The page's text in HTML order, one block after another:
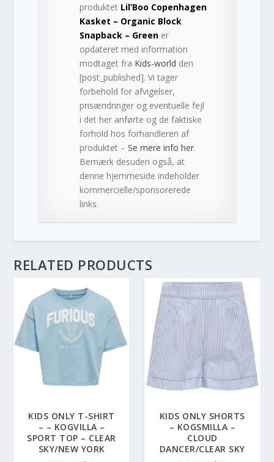
produktet Lil’Boo Copenhagen
Kasket – Organic Block
Snapback – Green er
opdateret med information
modtaget fra Kids-world den
[post_published]. Vi tager
forbehold for afvigelser,
prisændringer og eventuelle fejl
i det her anførte og de faktiske
forhold hos forhandleren af
produktet –Se mere info her.
Bemærk desuden også, at
denne hjemmeside indeholder
kommercielle/sponsorerede
links.
RELATED PRODUCTS
KIDS ONLY T-SHIRT
– – KOGVILLA –
SPORT TOP – CLEAR
SKY/NEW YORK
KIDS ONLY SHORTS
– KOGSMILLA –
CLOUD
DANCER/CLEAR SKY